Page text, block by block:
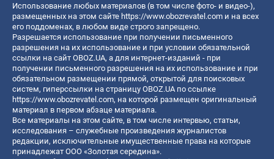
Использование любых материалов (в том числе фото- и видео-),
размещенных на этом сайте https://www.obozrevatel.com и на всех
его поддоменах, в любом виде строго запрещено.
Разрешается использование при получении письменного
разрешения на их использование и при условии обязательной
ссылки на сайт OBOZ.UA, а для интернет-изданий - при
получении письменного разрешения на их использование и при
обязательном размещении прямой, открытой для поисковых
систем, гиперссылки на страницу OBOZ.UA по ссылке
https://www.obozrevatel.com, на которой размещен оригинальный
материал в первом абзаце материала.
Все материалы на этом сайте, в том числе интервью, статьи,
исследования – служебные произведения журналистов
редакции, исключительные имущественные права на которые
принадлежат ООО «Золотая середина».